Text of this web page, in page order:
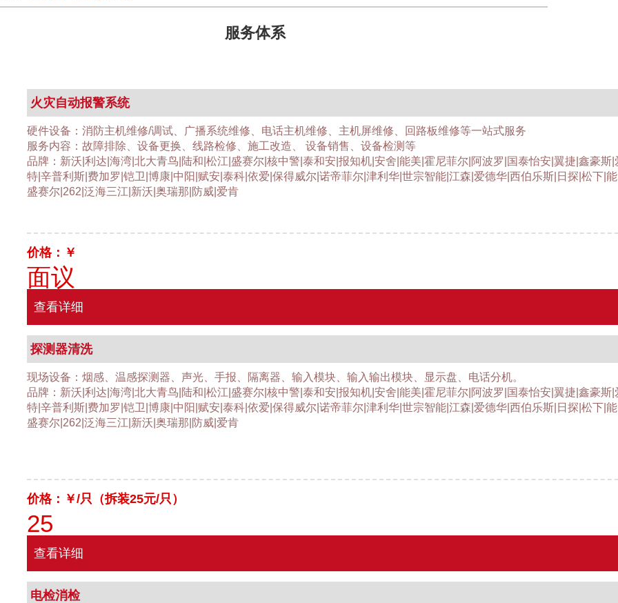
服务体系
火灾自动报警系统
硬件设备：消防主机维修/调试、广播系统维修、电话主机维修、主机屏维修、回路板维修等一站式服务
服务内容：故障排除、设备更换、线路检修、施工改造、 设备销售、设备检测等
品牌：新沃|利达|海湾|北大青鸟|陆和|松江|盛赛尔|核中警|泰和安|报知机|安舍|能美|霍尼菲尔|阿波罗|国泰怡安|翼捷|鑫豪斯|
特|辛普利斯|费加罗|铠卫|博康|中阳|赋安|泰科|依爱|保得威尔|诺帝菲尔|津利华|世宗智能|江森|爱德华|西伯乐斯|日探|松下|
盛赛尔|262|泛海三江|新沃|奥瑞那|防威|爱肯
价格：￥
面议
查看详细
探测器清洗
现场设备：烟感、温感探测器、声光、手报、隔离器、输入模块、输入输出模块、显示盘、电话分机。
品牌：新沃|利达|海湾|北大青鸟|陆和|松江|盛赛尔|核中警|泰和安|报知机|安舍|能美|霍尼菲尔|阿波罗|国泰怡安|翼捷|鑫豪斯|
特|辛普利斯|费加罗|铠卫|博康|中阳|赋安|泰科|依爱|保得威尔|诺帝菲尔|津利华|世宗智能|江森|爱德华|西伯乐斯|日探|松下|
盛赛尔|262|泛海三江|新沃|奥瑞那|防威|爱肯
价格：￥
25
/只（拆装25元/只）
查看详细
电检消检